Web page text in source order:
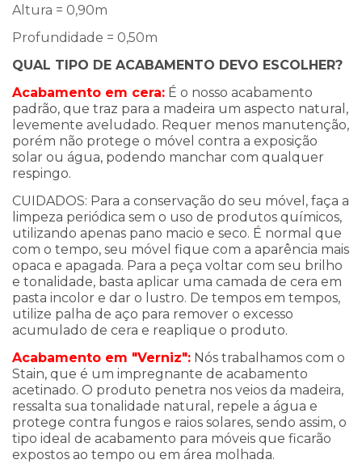
Altura = 0,90m
Profundidade = 0,50m
QUAL TIPO DE ACABAMENTO DEVO ESCOLHER?
Acabamento em cera: É o nosso acabamento
padrão, que traz para a madeira um aspecto natural,
levemente aveludado. Requer menos manutenção,
porém não protege o móvel contra a exposição
solar ou água, podendo manchar com qualquer
respingo.
CUIDADOS: Para a conservação do seu móvel, faça a
limpeza periódica sem o uso de produtos químicos,
utilizando apenas pano macio e seco. É normal que
com o tempo, seu móvel fique com a aparência mais
opaca e apagada. Para a peça voltar com seu brilho
e tonalidade, basta aplicar uma camada de cera em
pasta incolor e dar o lustro. De tempos em tempos,
utilize palha de aço para remover o excesso
acumulado de cera e reaplique o produto.
Acabamento em "Verniz": Nós trabalhamos com o
Stain, que é um impregnante de acabamento
acetinado. O produto penetra nos veios da madeira,
ressalta sua tonalidade natural, repele a água e
protege contra fungos e raios solares, sendo assim, o
tipo ideal de acabamento para móveis que ficarão
expostos ao tempo ou em área molhada.